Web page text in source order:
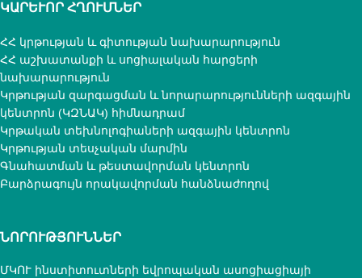
ԿԱՐԵՒՈՐ ՀՂՈՒՄՆԵՐ
ՀՀ կրթության և գիտության նախարարություն
ՀՀ աշխատանքի և սոցիալական հարցերի
նախարարություն
Կրթության զարգացման և նորարարությունների ազգային
կենտրոն (ԿԶՆԱԿ) հիմնադրամ
Կրթական տեխնոլոգիաների ազգային կենտրոն
Կրթության տեսչական մարմին
Գնահատման և թեստավորման կենտրոն
Բարձրագույն որակավորման հանձնաժողով
ՆՈՐՈՒԹՅՈՒՆՆԵՐ
ՄԿՈՒ ինստիտուտների եվրոպական ասոցիացիայի